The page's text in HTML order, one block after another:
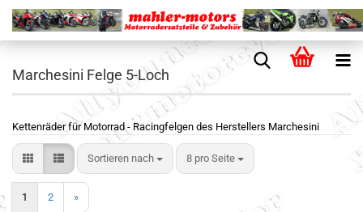
Marchesini Felge 5-Loch
Kettenräder für Motorrad - Racingfelgen des Herstellers Marchesini
Sortieren nach 8 pro Seite
1 2 »